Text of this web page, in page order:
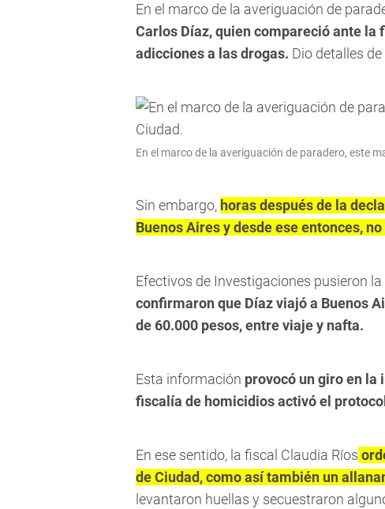
En el marco de la averiguación de
Carlos Díaz, quien compareció ante
adicciones a las drogas. Dio detalles
En el marco de la averiguación de paradero, este
Sin embargo, horas después de la
Buenos Aires y desde ese entonces,
Efectivos de Investigaciones pusieron
confirmaron que Díaz viajó a Buenos
de 60.000 pesos, entre viaje y nafta.
Esta información provocó un giro en la
fiscalía de homicidios activó el
En ese sentido, la fiscal Claudia Ríos
de Ciudad, como así también un
levantaron huellas y secuestraron